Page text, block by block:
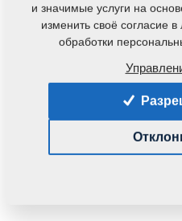
Код продукта:
Первоначальный
Данная деталь также
следующего
и значимые услуги на
изменить своё согласие
обработки